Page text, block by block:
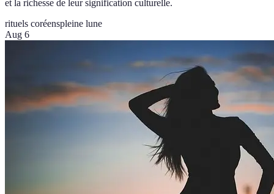
et la richesse de leur signification culturelle.
rituels coréenspleine lune
Aug 6